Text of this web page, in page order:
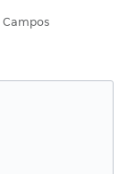
Campos